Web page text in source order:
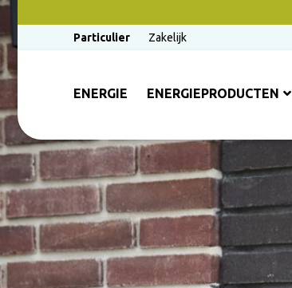
Particulier
Zakelijk
ENERGIE ENERGIEPRODUCTEN